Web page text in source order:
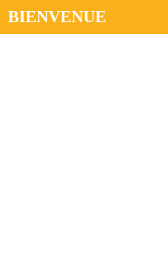
BIENVENUE​